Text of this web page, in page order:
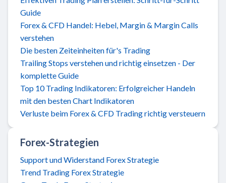
Guide
Forex & CFD Handel: Hebel, Margin & Margin Calls
verstehen
Die besten Zeiteinheiten für's Trading
Trailing Stops verstehen und richtig einsetzen - Der
komplette Guide
Top 10 Trading Indikatoren: Erfolgreicher Handeln
mit den besten Chart Indikatoren
Verluste beim Forex & CFD Trading richtig versteuern
Forex-Strategien
Support und Widerstand Forex Strategie
Trend Trading Forex Strategie